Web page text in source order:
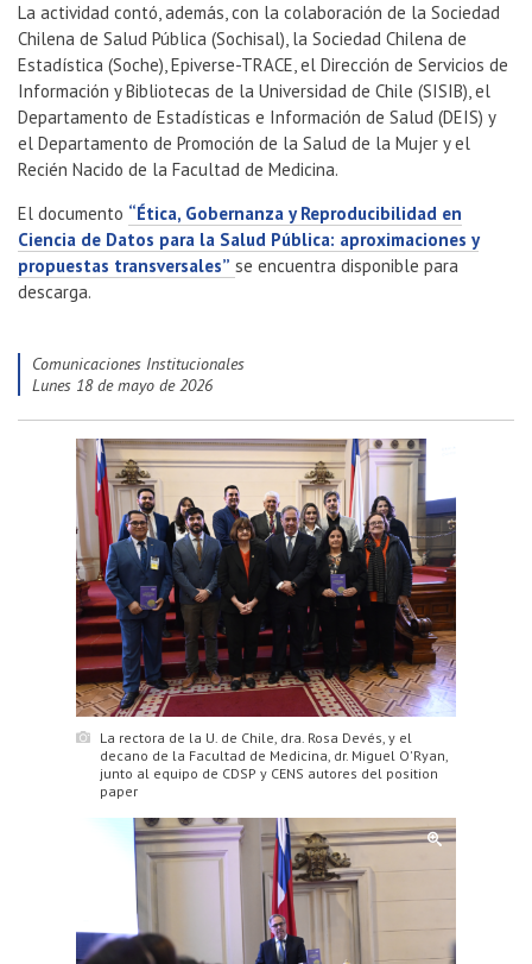
La rectora de la U. de Chile, dra. Rosa Devés, y el
decano de la Facultad de Medicina, dr. Miguel O'Ryan,
junto al equipo de CDSP y CENS autores del position
paper
La actividad contó, además, con la colaboración de la Sociedad
Chilena de Salud Pública (Sochisal), la Sociedad Chilena de
Estadística (Soche), Epiverse-TRACE, el Dirección de Servicios de
Información y Bibliotecas de la Universidad de Chile (SISIB), el
Departamento de Estadísticas e Información de Salud (DEIS) y
el Departamento de Promoción de la Salud de la Mujer y el
Recién Nacido de la Facultad de Medicina.
El documento “Ética, Gobernanza y Reproducibilidad en
Ciencia de Datos para la Salud Pública: aproximaciones y
propuestas transversales” se encuentra disponible para
descarga.
Comunicaciones Institucionales
lunes 18 de mayo de 2026